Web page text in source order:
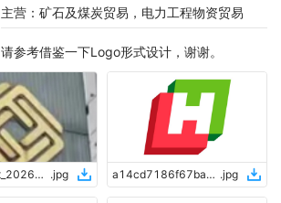
主营：矿石及煤炭贸易，电力工程物资贸易
请参考借鉴一下Logo形式设计，谢谢。
Screenshot_20260213_004833 .jpg a14cd7186f67ba4ca990159ad90d1cca .jpg